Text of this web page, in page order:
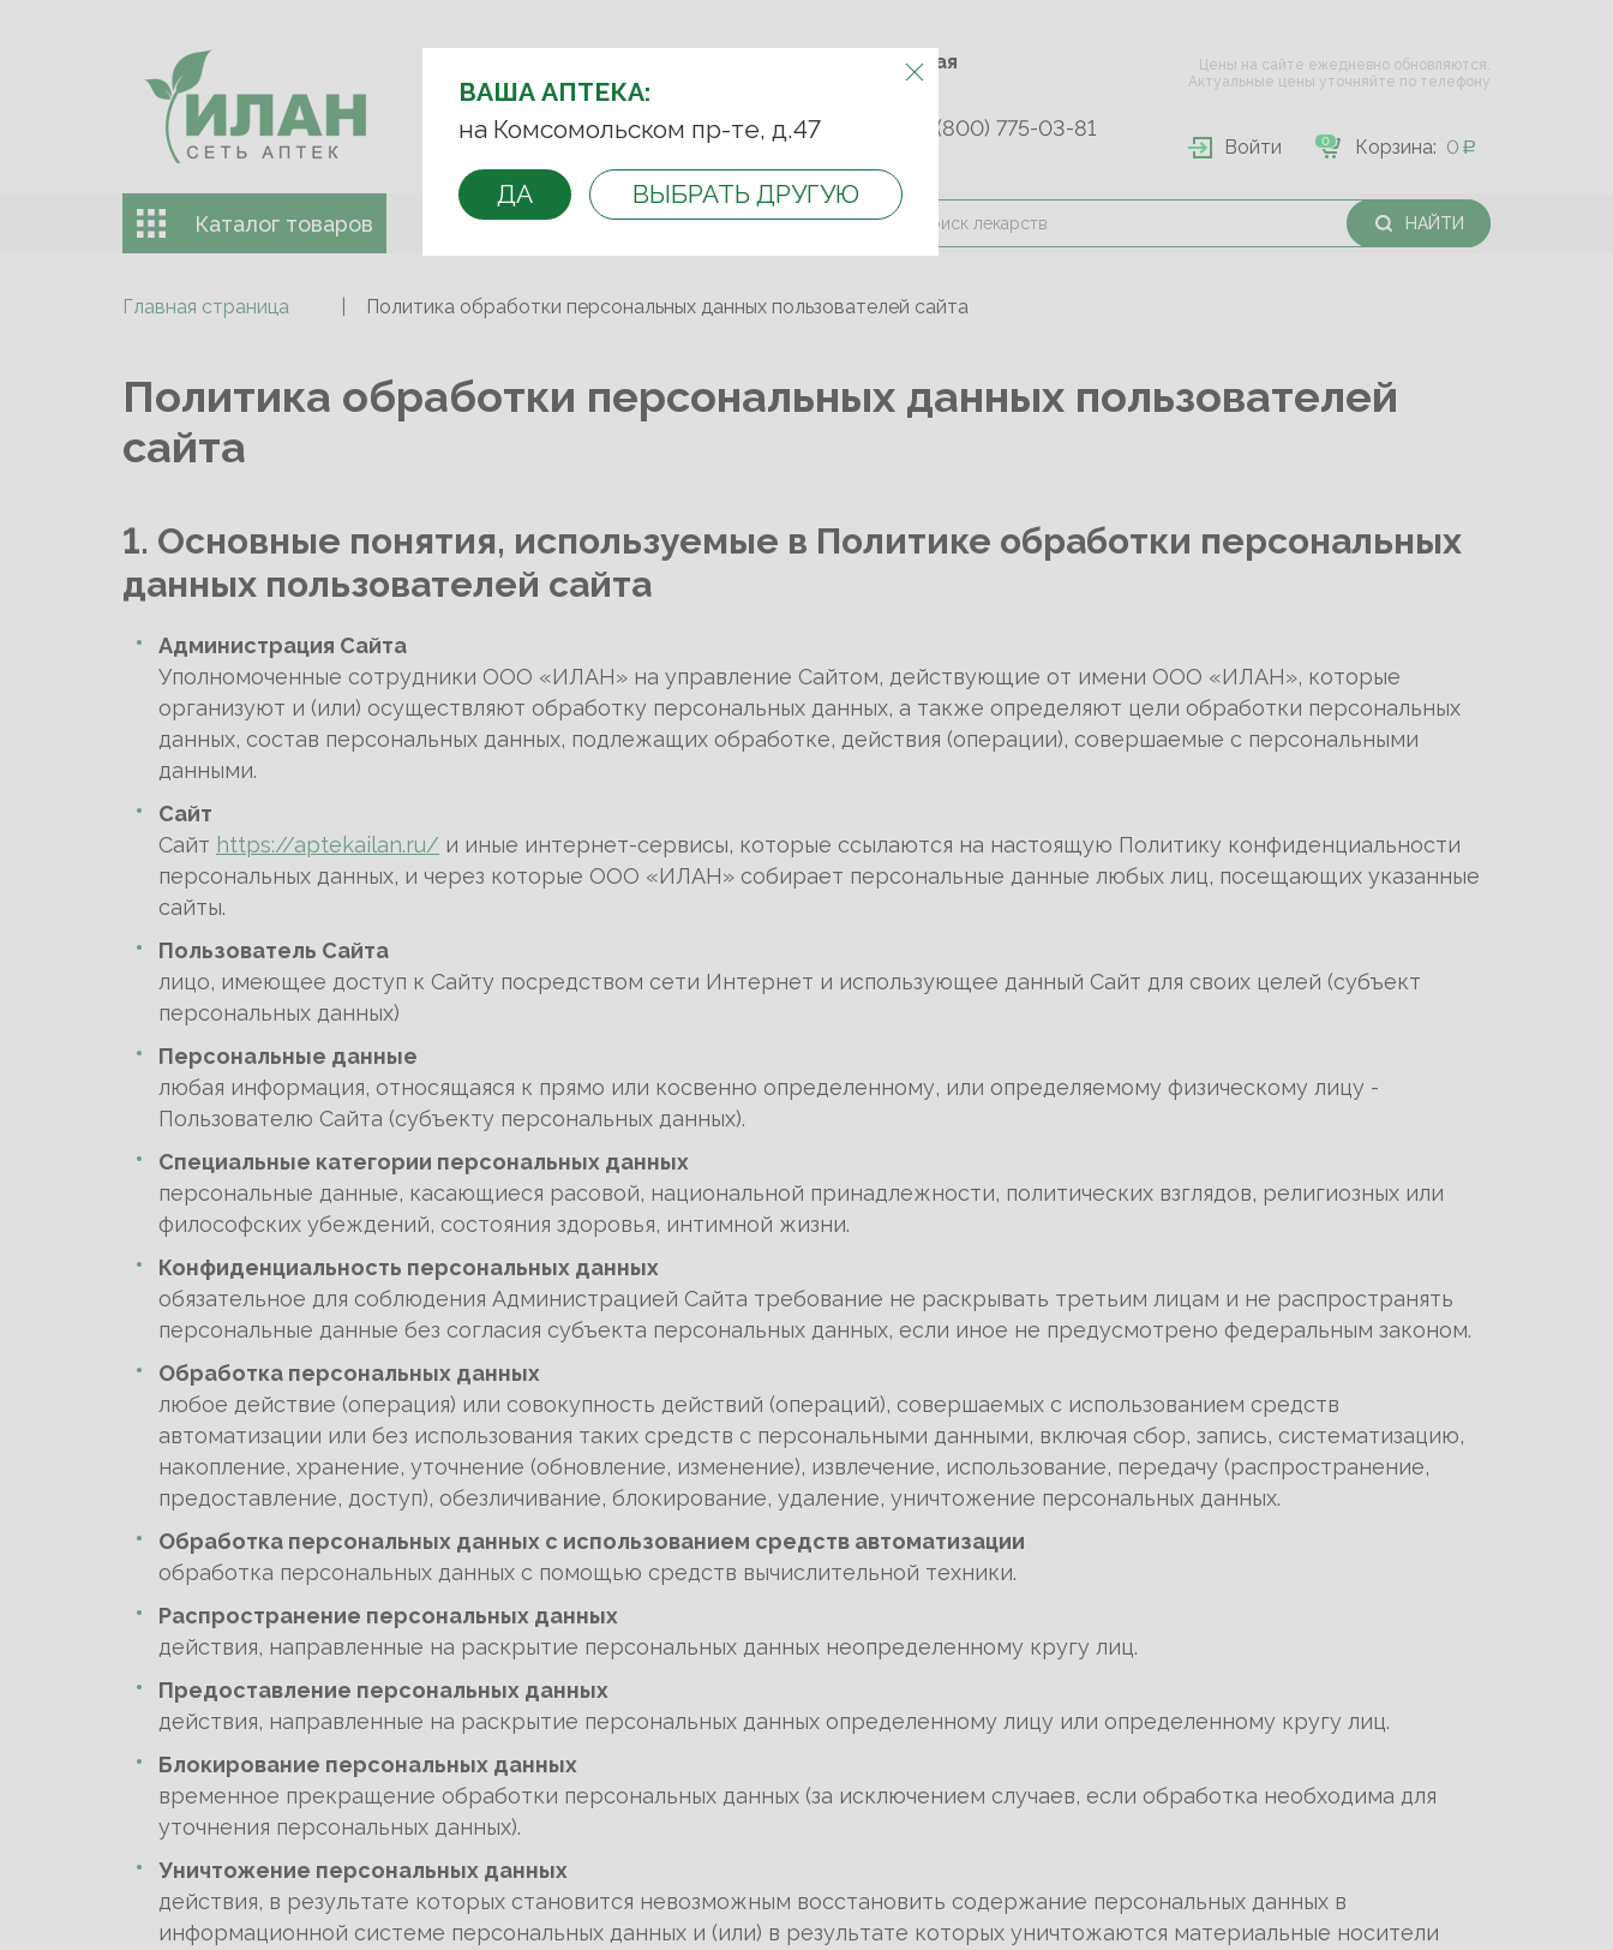
ВЫБЕРИТЕ АПТЕКУ:
м.Фрунзенская м.Спортивная
Комсомольский пр-т, д. 47
ВАША АПТЕКА:
на Комсомольском пр-те, д.47
ДА ВЫБРАТЬ ДРУГУЮ
Цены на сайте ежедневно обновляются.
Актуальные цены уточняйте по телефону
+7 (993) 253 45 93 +7 (499) 242-90-85 8 (800) 775-03-81
Войти Корзина: 0
0
Каталог товаров Доставка и оплата Контакты Акции НАЙТИ
Главная страница Политика обработки персональных данных пользователей сайта
Политика обработки персональных данных пользователей
сайта
1. Основные понятия, используемые в Политике обработки персональных
данных пользователей сайта
Администрация Сайта
Уполномоченные сотрудники ООО «ИЛАН» на управление Сайтом, действующие от имени ООО «ИЛАН», которые
организуют и (или) осуществляют обработку персональных данных, а также определяют цели обработки персональных
данных, состав персональных данных, подлежащих обработке, действия (операции), совершаемые с персональными
данными.
Сайт
Сайт https://aptekailan.ru/ и иные интернет-сервисы, которые ссылаются на настоящую Политику конфиденциальности
персональных данных, и через которые ООО «ИЛАН» собирает персональные данные любых лиц, посещающих указанные
сайты.
Пользователь Сайта
лицо, имеющее доступ к Сайту посредством сети Интернет и использующее данный Сайт для своих целей (субъект
персональных данных)
Персональные данные
любая информация, относящаяся к прямо или косвенно определенному, или определяемому физическому лицу -
Пользователю Сайта (субъекту персональных данных).
Специальные категории персональных данных
персональные данные, касающиеся расовой, национальной принадлежности, политических взглядов, религиозных или
философских убеждений, состояния здоровья, интимной жизни.
Конфиденциальность персональных данных
обязательное для соблюдения Администрацией Сайта требование не раскрывать третьим лицам и не распространять
персональные данные без согласия субъекта персональных данных, если иное не предусмотрено федеральным законом.
Обработка персональных данных
любое действие (операция) или совокупность действий (операций), совершаемых с использованием средств
автоматизации или без использования таких средств с персональными данными, включая сбор, запись, систематизацию,
накопление, хранение, уточнение (обновление, изменение), извлечение, использование, передачу (распространение,
предоставление, доступ), обезличивание, блокирование, удаление, уничтожение персональных данных.
Обработка персональных данных с использованием средств автоматизации
обработка персональных данных с помощью средств вычислительной техники.
Распространение персональных данных
действия, направленные на раскрытие персональных данных неопределенному кругу лиц.
Предоставление персональных данных
действия, направленные на раскрытие персональных данных определенному лицу или определенному кругу лиц.
Блокирование персональных данных
временное прекращение обработки персональных данных (за исключением случаев, если обработка необходима для
уточнения персональных данных).
Уничтожение персональных данных
действия, в результате которых становится невозможным восстановить содержание персональных данных в
информационной системе персональных данных и (или) в результате которых уничтожаются материальные носители